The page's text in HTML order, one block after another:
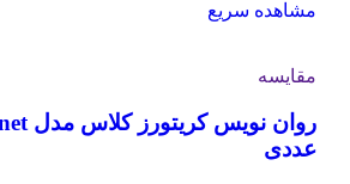
مشاهده سریع
مقایسه
عددی